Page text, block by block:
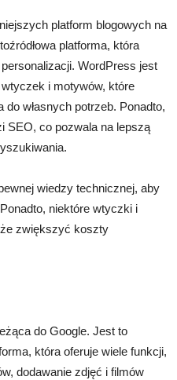
platform blogowych na
platforma, która
WordPress jest
wtyczek i motywów, które
własnych potrzeb. Ponadto,
SEO, co pozwala na lepszą
wiedzy technicznej, aby
niektóre wtyczki i
zwiększyć koszty
do Google. Jest to
która oferuje wiele funkcji,
dodawanie zdjęć i filmów